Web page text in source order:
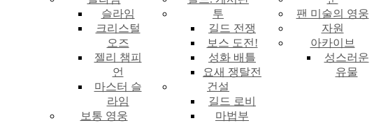
슬라임
크리스털
오즈
젤리 챔피
언
마스터 슬
라임
보통 영웅
투
길드 전쟁
보스 도전!
성화 배틀
요새 쟁탈전
건설
길드 로비
마법부
팬 미술의 영웅
자원
아카이브
성스러운
유물